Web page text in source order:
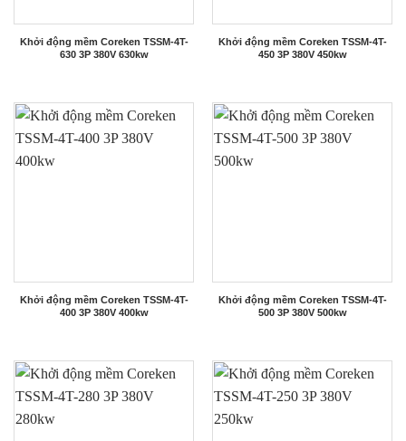
Khởi động mềm Coreken TSSM-4T-
630 3P 380V 630kw
Khởi động mềm Coreken TSSM-4T-
450 3P 380V 450kw
Khởi động mềm Coreken TSSM-4T-
400 3P 380V 400kw
Khởi động mềm Coreken TSSM-4T-
500 3P 380V 500kw